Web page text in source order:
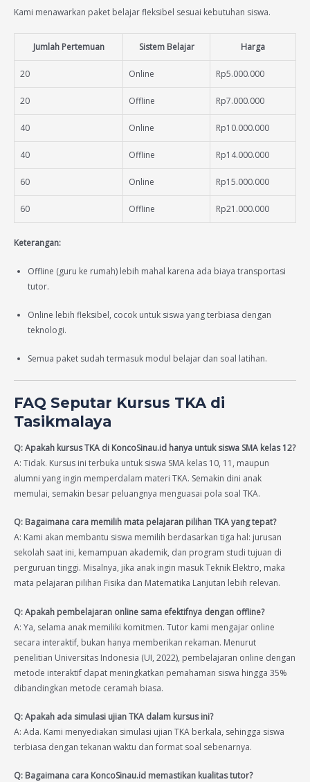
Kami menawarkan paket belajar fleksibel sesuai kebutuhan siswa.
Jumlah Pertemuan Sistem Belajar Harga
20 Online Rp5.000.000
20 Offline Rp7.000.000
40 Online Rp10.000.000
40 Offline Rp14.000.000
60 Online Rp15.000.000
60 Offline Rp21.000.000
Keterangan:
Offline (guru ke rumah) lebih mahal karena ada biaya transportasi
tutor.
Online lebih fleksibel, cocok untuk siswa yang terbiasa dengan
teknologi.
Semua paket sudah termasuk modul belajar dan soal latihan.
FAQ Seputar Kursus TKA di
Tasikmalaya
Q: Apakah kursus TKA di KoncoSinau.id hanya untuk siswa SMA kelas 12?
A: Tidak. Kursus ini terbuka untuk siswa SMA kelas 10, 11, maupun
alumni yang ingin memperdalam materi TKA. Semakin dini anak
memulai, semakin besar peluangnya menguasai pola soal TKA.
Q: Bagaimana cara memilih mata pelajaran pilihan TKA yang tepat?
A: Kami akan membantu siswa memilih berdasarkan tiga hal: jurusan
sekolah saat ini, kemampuan akademik, dan program studi tujuan di
perguruan tinggi. Misalnya, jika anak ingin masuk Teknik Elektro, maka
mata pelajaran pilihan Fisika dan Matematika Lanjutan lebih relevan.
Q: Apakah pembelajaran online sama efektifnya dengan offline?
A: Ya, selama anak memiliki komitmen. Tutor kami mengajar online
secara interaktif, bukan hanya memberikan rekaman. Menurut
penelitian Universitas Indonesia (UI, 2022), pembelajaran online dengan
metode interaktif dapat meningkatkan pemahaman siswa hingga 35%
dibandingkan metode ceramah biasa.
Q: Apakah ada simulasi ujian TKA dalam kursus ini?
A: Ada. Kami menyediakan simulasi ujian TKA berkala, sehingga siswa
terbiasa dengan tekanan waktu dan format soal sebenarnya.
Q: Bagaimana cara KoncoSinau.id memastikan kualitas tutor?